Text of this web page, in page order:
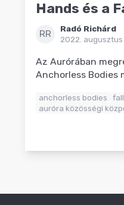
Hands és a
RR
Radó Richárd
2022. augusztus
Az Aurórában
Anchorless Bodies
anchorless bodies
auróra közösségi